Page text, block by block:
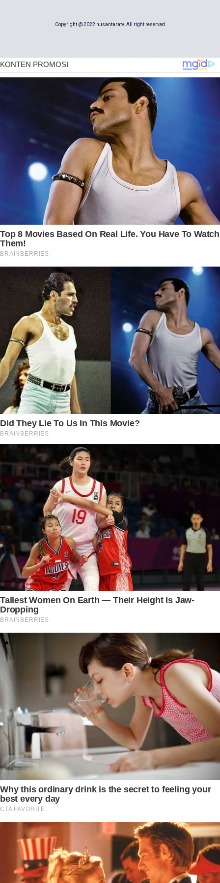
Copyright @ 2022 nusantaratv. All right reserved